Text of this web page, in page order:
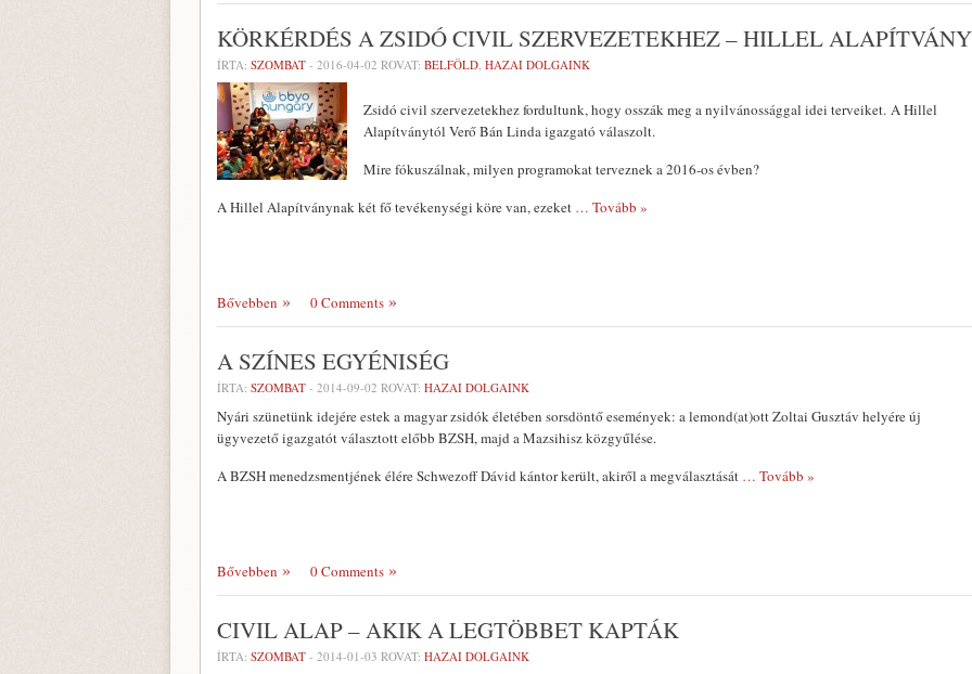
KÖRKÉRDÉS A ZSIDÓ CIVIL SZERVEZETEKHEZ – HILLEL ALAPÍTVÁNY
ÍRTA: SZOMBAT - 2016-04-02 ROVAT: BELFÖLD, HAZAI DOLGAINK
Zsidó civil szervezetekhez fordultunk, hogy osszák meg a nyilvánossággal idei terveiket. A Hillel
Alapítványtól Verő Bán Linda igazgató válaszolt.
Mire fókuszálnak, milyen programokat terveznek a 2016-os évben?
A Hillel Alapítványnak két fő tevékenységi köre van, ezeket … Tovább »
Bővebben 0 Comments
A SZÍNES EGYÉNISÉG
ÍRTA: SZOMBAT - 2014-09-02 ROVAT: HAZAI DOLGAINK
Nyári szünetünk idejére estek a magyar zsidók életében sorsdöntő események: a lemond(at)ott Zoltai Gusztáv helyére új
ügyvezető igazgatót választott előbb BZSH, majd a Mazsihisz közgyűlése.
A BZSH menedzsmentjének élére Schwezoff Dávid kántor került, akiről a megválasztását … Tovább »
Bővebben 0 Comments
CIVIL ALAP – AKIK A LEGTÖBBET KAPTÁK
ÍRTA: SZOMBAT - 2014-01-03 ROVAT: HAZAI DOLGAINK